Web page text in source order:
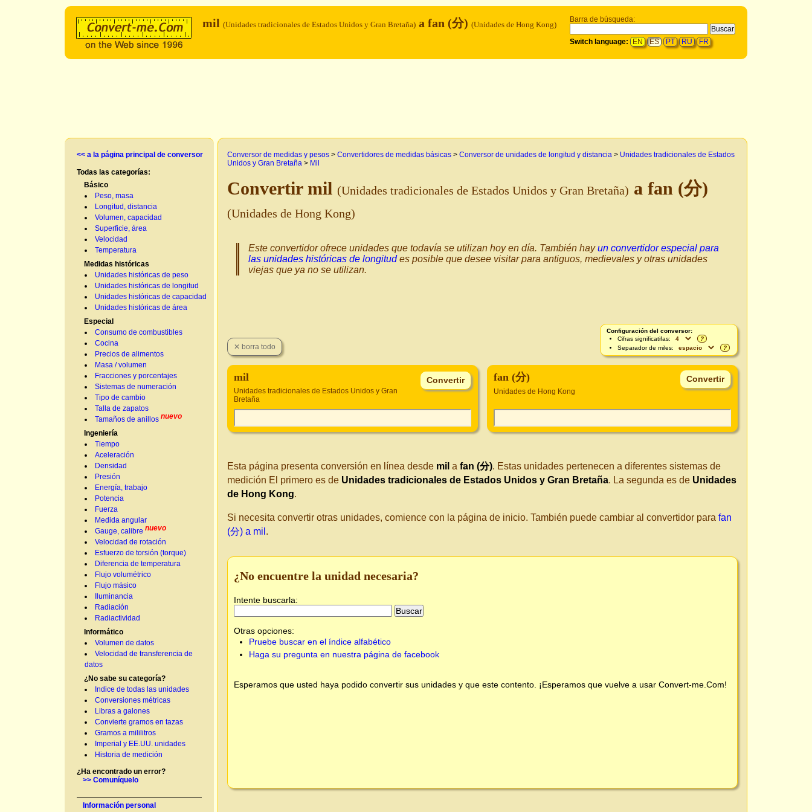
Barra de búsqueda:
Switch language: EN ES PT RU FR
mil (Unidades tradicionales de Estados Unidos y Gran Bretaña) a fan (分) (Unidades de Hong Kong)
<< a la página principal de conversor
Todas las categorías:
Básico
Peso, masa
Longitud, distancia
Volumen, capacidad
Superficie, área
Velocidad
Temperatura
Medidas históricas
Unidades históricas de peso
Unidades históricas de longitud
Unidades históricas de capacidad
Unidades históricas de área
Especial
Consumo de combustibles
Cocina
Precios de alimentos
Masa / volumen
Fracciones y porcentajes
Sistemas de numeración
Tipo de cambio
Talla de zapatos
Tamaños de anillos nuevo
Ingeniería
Tiempo
Aceleración
Densidad
Presión
Energía, trabajo
Potencia
Fuerza
Medida angular
Gauge, calibre nuevo
Velocidad de rotación
Esfuerzo de torsión (torque)
Diferencia de temperatura
Flujo volumétrico
Flujo másico
Iluminancia
Radiación
Radiactividad
Informático
Volumen de datos
Velocidad de transferencia de
datos
¿No sabe su categoría?
Indice de todas las unidades
Conversiones métricas
Libras a galones
Convierte gramos en tazas
Gramos a mililitros
Imperial y EE.UU. unidades
Historia de medición
¿Ha encontrado un error?
>> Comuníquelo
Información personal
Conversor de medidas y pesos > Convertidores de medidas básicas > Conversor de unidades de longitud y distancia > Unidades tradicionales de Estados
Unidos y Gran Bretaña > Mil
Convertir mil (Unidades tradicionales de Estados Unidos y Gran Bretaña) a fan (分)
(Unidades de Hong Kong)
Este convertidor ofrece unidades que todavía se utilizan hoy en día. También hayun convertidor especial para
las unidades históricas de longitudes posible que desee visitar para antiguos, medievales y otras unidades
viejas que ya no se utilizan.
Configuración del conversor:
Cifras significatifas:
?
Separador de miles:
?
mil
Unidades tradicionales de Estados Unidos y Gran
Bretaña
fan (分)
Unidades de Hong Kong
Esta página presenta conversión en línea desde mil a fan (分). Estas unidades pertenecen a diferentes sistemas de
medición El primero es de Unidades tradicionales de Estados Unidos y Gran Bretaña. La segunda es de Unidades
de Hong Kong.
Si necesita convertir otras unidades, comience con la página de inicio. También puede cambiar al convertidor para fan
(分) a mil .
¿No encuentre la unidad necesaria?
Intente buscarla:
Otras opciones:
Pruebe buscar en el índice alfabético
Haga su pregunta en nuestra página de facebook
Esperamos que usted haya podido convertir sus unidades y que este contento. ¡Esperamos que vuelve a usar Convert-me.Com!